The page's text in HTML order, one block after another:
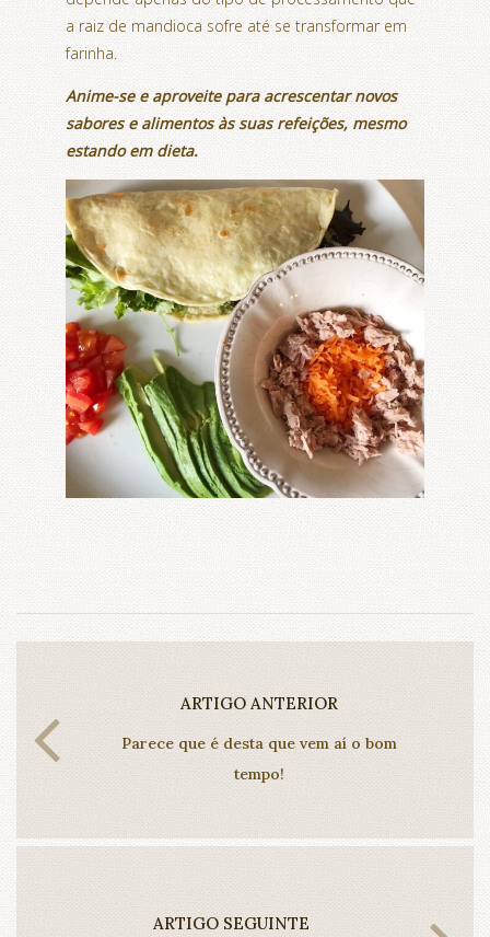
a raiz de mandioca sofre até se transformar em
farinha.
Anime-se e aproveite para acrescentar novos
sabores e alimentos às suas refeições, mesmo
estando em dieta.
ARTIGO ANTERIOR
Parece que é desta que vem aí o bom
tempo!
ARTIGO SEGUINTE